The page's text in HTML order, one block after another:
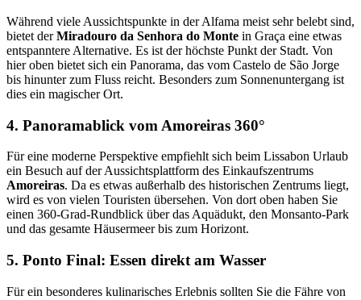
Während viele Aussichtspunkte in der Alfama meist sehr belebt sind,
bietet derMiradouro da Senhora do Monte in Graça eine etwas
entspanntere Alternative. Es ist der höchste Punkt der Stadt. Von
hier oben bietet sich ein Panorama, das vom Castelo de São Jorge
bis hinunter zum Fluss reicht. Besonders zum Sonnenuntergang ist
dies ein magischer Ort.
4. Panoramablick vom Amoreiras 360°
Für eine moderne Perspektive empfiehlt sich beim Lissabon Urlaub
ein Besuch auf der Aussichtsplattform des Einkaufszentrums
Amoreiras. Da es etwas außerhalb des historischen Zentrums liegt,
wird es von vielen Touristen übersehen. Von dort oben haben Sie
einen 360-Grad-Rundblick über das Aquädukt, den Monsanto-Park
und das gesamte Häusermeer bis zum Horizont.
5. Ponto Final: Essen direkt am Wasser
Für ein besonderes kulinarisches Erlebnis sollten Sie die Fähre von